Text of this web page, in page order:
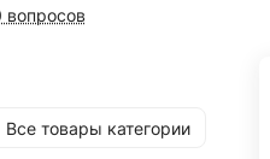
вопросов
Все товары категории